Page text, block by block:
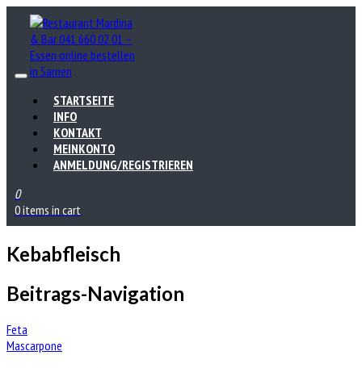
STARTSEITE
INFO
KONTAKT
MEINKONTO
ANMELDUNG/REGISTRIEREN
0
0 items in cart
Kebabfleisch
Beitrags-Navigation
Feta
Mascarpone